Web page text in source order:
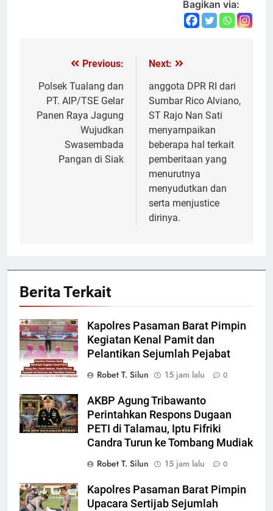
Bagikan via:
Navigasi
pos
Previous:
Polsek Tualang dan
PT. AIP/TSE Gelar
Panen Raya Jagung
Wujudkan
Swasembada
Pangan di Siak
Next:
anggota DPR RI dari
Sumbar Rico Alviano,
ST Rajo Nan Sati
menyampaikan
beberapa hal terkait
pemberitaan yang
menurutnya
menyudutkan dan
serta menjustice
dirinya.
Berita Terkait
Kapolres Pasaman Barat Pimpin
Kegiatan Kenal Pamit dan
Pelantikan Sejumlah Pejabat
Robet T. Silun
15 jam lalu 0
AKBP Agung Tribawanto
Perintahkan Respons Dugaan
PETI di Talamau, Iptu Fifriki
Candra Turun ke Tombang Mudiak
Robet T. Silun
15 jam lalu 0
Kapolres Pasaman Barat Pimpin
Upacara Sertijab Sejumlah